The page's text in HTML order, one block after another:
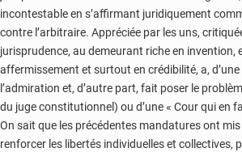
incontestable en s’affirmant juridiquement
contre l’arbitraire. Appréciée par les uns,
jurisprudence, au demeurant riche en invention,
affermissement et surtout en crédibilité, a,
l’admiration et, d’autre part, fait poser le
du juge constitutionnel) ou d’une « Cour qui en
On sait que les précédentes mandatures ont
renforcer les libertés individuelles et collectives,